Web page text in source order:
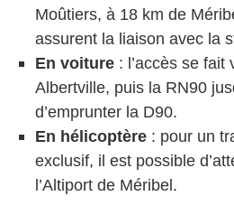
Moûtiers, à 18 km de
assurent la liaison avec la
En voiture: l’accès se fait
Albertville, puis la RN90
d’emprunter la D90.
En hélicoptère: pour un
exclusif, il est possible
l’Altiport de Méribel.